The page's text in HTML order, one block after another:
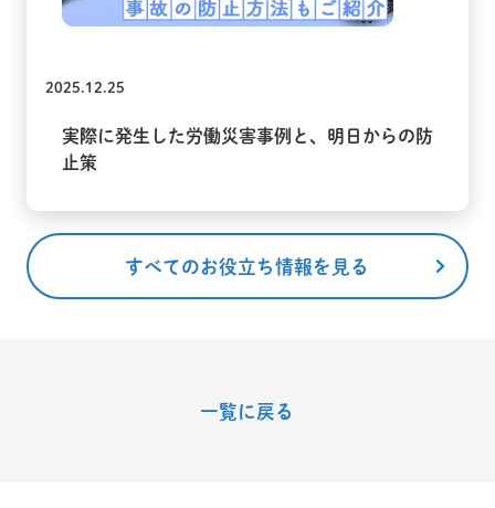
2025.12.25
実際に発生した労働災害事例と、明日からの防
止策
すべてのお役立ち情報を見る
一覧に戻る